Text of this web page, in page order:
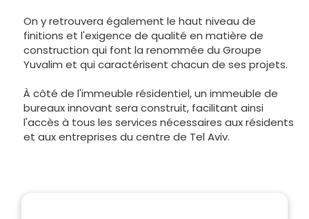
On y retrouvera également le haut niveau de
finitions et l'exigence de qualité en matière de
construction qui font la renommée du Groupe
Yuvalim et qui caractérisent chacun de ses projets.
À côté de l'immeuble résidentiel, un immeuble de
bureaux innovant sera construit, facilitant ainsi
l'accès à tous les services nécessaires aux résidents
et aux entreprises du centre de Tel Aviv.